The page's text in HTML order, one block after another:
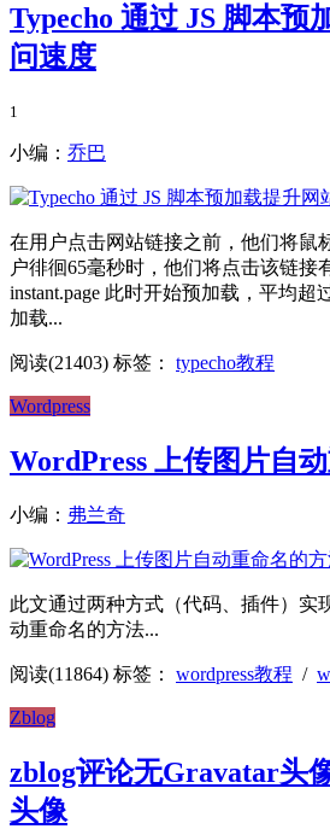
Typecho 通过 JS 脚本预
问速度
1
小编： 乔巴
在用户点击网站链接之前，他们将鼠
户徘徊65毫秒时，他们将点击该链接
instant.page 此时开始预加载，平均超
加载...
阅读(21403) 标签： typecho教程
Wordpress
WordPress 上传图片自
小编： 弗兰奇
此文通过两种方式（代码、插件）实
动重命名的方法...
阅读(11864) 标签： wordpress教程 /
Zblog
zblog评论无Gravatar头
头像